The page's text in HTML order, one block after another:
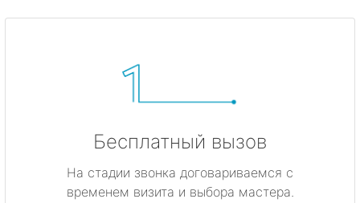
Бесплатный вызов
На стадии звонка договариваемся с
временем визита и выбора мастера.